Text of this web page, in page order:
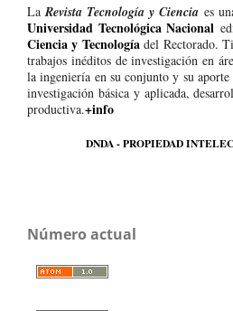
LaRevista Tecnología y Ciencia es
Universidad Tecnológica Nacional
Ciencia y Tecnología del Rectorado.
trabajos inéditos de investigación en
la ingeniería en su conjunto y su aporte
investigación básica y aplicada,
productiva.+info
DNDA - PROPIEDAD
Número actual